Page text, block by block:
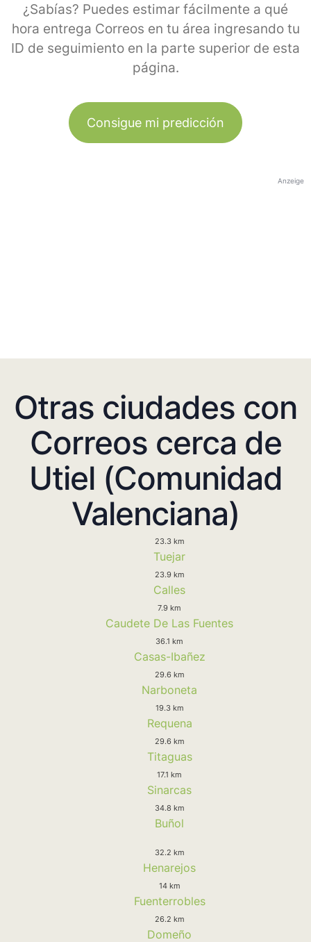
¿Sabías? Puedes estimar fácilmente a qué
hora entrega Correos en tu área ingresando tu
ID de seguimiento en la parte superior de esta
página.
Consigue mi predicción
Anzeige
Otras ciudades con
Correos cerca de
Utiel (Comunidad
Valenciana)
23.3 km
Tuejar
23.9 km
Calles
7.9 km
Caudete De Las Fuentes
36.1 km
Casas-Ibañez
29.6 km
Narboneta
19.3 km
Requena
29.6 km
Titaguas
17.1 km
Sinarcas
34.8 km
Buñol
32.2 km
Henarejos
14 km
Fuenterrobles
26.2 km
Domeño